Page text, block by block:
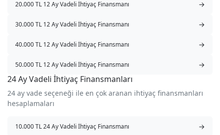
20.000 TL 12 Ay Vadeli İhtiyaç Finansmanı →
30.000 TL 12 Ay Vadeli İhtiyaç Finansmanı →
40.000 TL 12 Ay Vadeli İhtiyaç Finansmanı →
50.000 TL 12 Ay Vadeli İhtiyaç Finansmanı →
24 Ay Vadeli İhtiyaç Finansmanları
24 ay vade seçeneği ile en çok aranan ihtiyaç finansmanları
hesaplamaları
10.000 TL 24 Ay Vadeli İhtiyaç Finansmanı →